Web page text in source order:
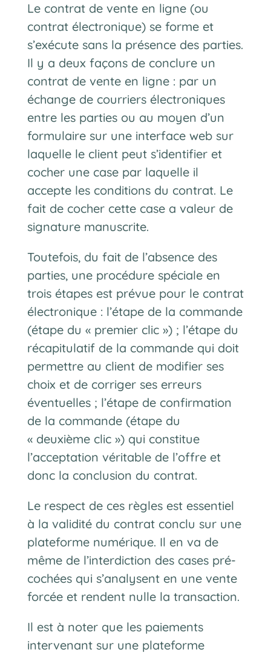
Le contrat de vente en ligne (ou
contrat électronique) se forme et
s’exécute sans la présence des parties.
Il y a deux façons de conclure un
contrat de vente en ligne : par un
échange de courriers électroniques
entre les parties ou au moyen d’un
formulaire sur une interface web sur
laquelle le client peut s’identifier et
cocher une case par laquelle il
accepte les conditions du contrat. Le
fait de cocher cette case a valeur de
signature manuscrite.
Toutefois, du fait de l’absence des
parties, une procédure spéciale en
trois étapes est prévue pour le contrat
électronique : l’étape de la commande
(étape du « premier clic ») ; l’étape du
récapitulatif de la commande qui doit
permettre au client de modifier ses
choix et de corriger ses erreurs
éventuelles ; l’étape de confirmation
de la commande (étape du
« deuxième clic ») qui constitue
l’acceptation véritable de l’offre et
donc la conclusion du contrat.
Le respect de ces règles est essentiel
à la validité du contrat conclu sur une
plateforme numérique. Il en va de
même de l’interdiction des cases pré-
cochées qui s’analysent en une vente
forcée et rendent nulle la transaction.
Il est à noter que les paiements
intervenant sur une plateforme